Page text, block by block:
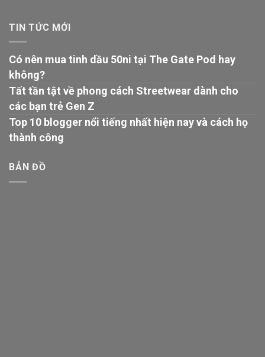
TIN TỨC MỚI
Có nên mua tinh dầu 50ni tại The Gate Pod hay
không?
Tất tần tật về phong cách Streetwear dành cho
các bạn trẻ Gen Z
Top 10 blogger nổi tiếng nhất hiện nay và cách họ
thành công
BẢN ĐỒ